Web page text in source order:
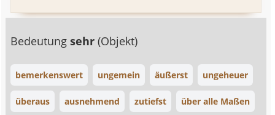
Bedeutungsehr(Objekt)
bemerkenswert ungemein äußerst ungeheuer
überaus ausnehmend zutiefst über alle Maßen